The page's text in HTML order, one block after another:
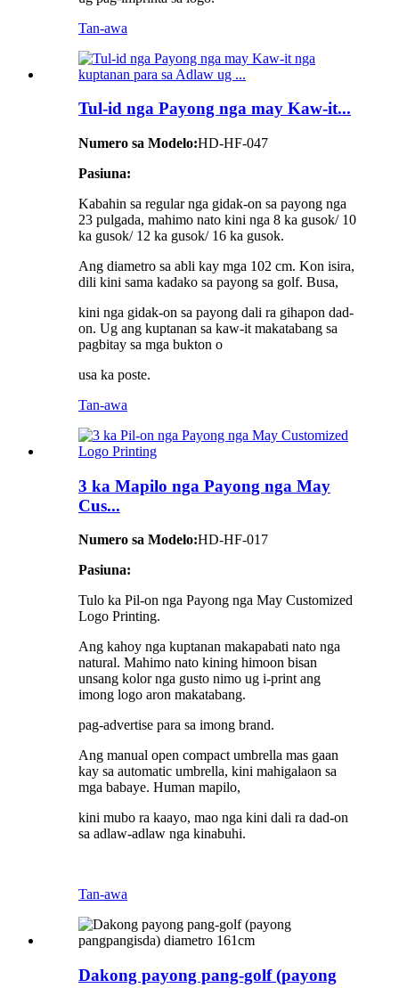
Tan-awa
Tul-id nga Payong nga may Kaw-it...
Numero sa Modelo:HD-HF-047
Pasiuna:
Kabahin sa regular nga gidak-on sa payong nga
23 pulgada, mahimo nato kini nga 8 ka gusok/ 10
ka gusok/ 12 ka gusok/ 16 ka gusok.
Ang diametro sa abli kay mga 102 cm. Kon isira,
dili kini sama kadako sa payong sa golf. Busa,
kini nga gidak-on sa payong dali ra gihapon dad-
on. Ug ang kuptanan sa kaw-it makatabang sa
pagbitay sa mga bukton o
usa ka poste.
Tan-awa
3 ka Mapilo nga Payong nga May
Cus...
Numero sa Modelo:HD-HF-017
Pasiuna:
Tulo ka Pil-on nga Payong nga May Customized
Logo Printing.
Ang kahoy nga kuptanan makapabati nato nga
natural. Mahimo nato kining himoon bisan
unsang kolor nga gusto nimo ug i-print ang
imong logo aron makatabang.
pag-advertise para sa imong brand.
Ang manual open compact umbrella mas gaan
kay sa automatic umbrella, kini mahigalaon sa
mga babaye. Human mapilo,
kini mubo ra kaayo, mao nga kini dali ra dad-on
sa adlaw-adlaw nga kinabuhi.
Tan-awa
Dakong payong pang-golf (payong